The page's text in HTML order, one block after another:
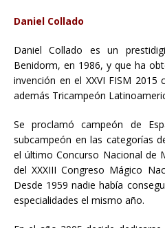
Daniel Collado
Daniel Collado es un
Benidorm, en 1986, y que ha
invención en el XXVI FISM 2015
además Tricampeón
Se proclamó campeón de
subcampeón en las categorías
el último Concurso Nacional de
del XXXIII Congreso Mágico
Desde 1959 nadie había
especialidades el mismo año.